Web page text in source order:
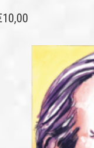
10,00